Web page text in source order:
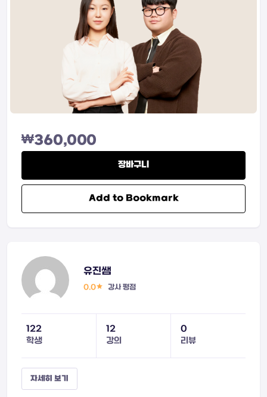
₩360,000
장바구니
Add to Bookmark
유진쌤
0.0 강사 평점
122
학생
12
강의
0
리뷰
자세히 보기